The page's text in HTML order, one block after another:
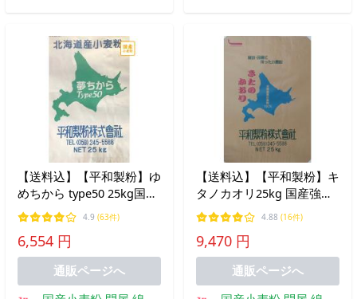
【送料込】【平和製粉】ゆ
めちから type50 25kg国産
強力粉 業務用国産小麦粉
100％使用 パン・麺類用
業務用サイズ 強力粉 北海
道産小麦 ベーグル用粉
4.9 (63件)
6,554 円
通販ページへ
【送料込】【平和製粉】キ
タノカオリ25kg 国産強力
粉 きたのかおり100% 北海
道産 国産小麦
4.88 (16件)
9,470 円
通販ページへ